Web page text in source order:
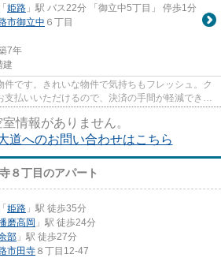
「姫路 」駅 バス22分 「御立中5丁目」 停歩1分
市御立中 ６丁目
7年
建
です。きれいな物件で気持ちもフレッシュ。ク
払いいただけるので、決済の手間が軽減できま
情報がありません。
道へのお問い合わせはこちら
８丁目のアパート
「姫路 」駅 徒歩35分
磨高岡 」駅 徒歩24分
部 」駅 徒歩27分
市田寺 ８丁目12-47